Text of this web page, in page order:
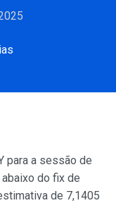
para a sessão de
do fix de
de 7,1405